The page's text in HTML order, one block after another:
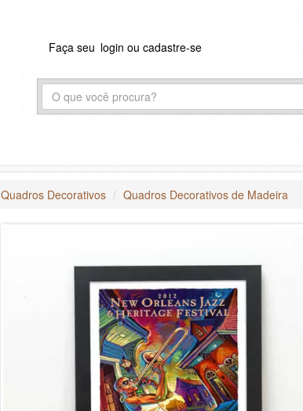
Faça seu login ou cadastre-se
Quadros Decorativos Quadros Decorativos de Madeira